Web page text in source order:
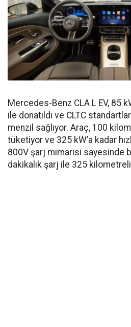
Mercedes-Benz CLA L EV, 85
ile donatıldı ve CLTC
menzil sağlıyor. Araç, 100
tüketiyor ve 325 kW’a kadar
800V şarj mimarisi sayesinde
dakikalık şarj ile 325